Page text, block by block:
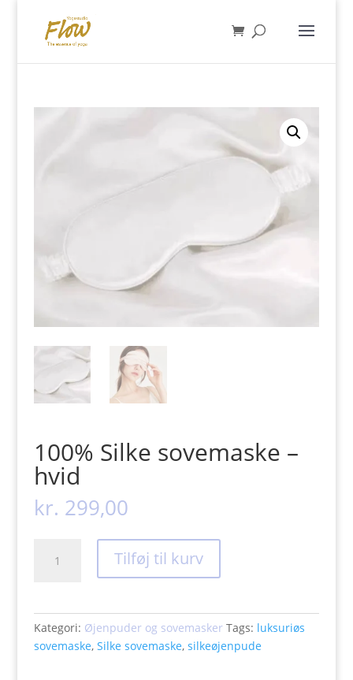
100% Silke sovemaske –
hvid
kr. 299,00
antal
Tilføj til kurv
Kategori: Øjenpuder og sovemasker Tags: luksuriøs
sovemaske, Silke sovemaske, silkeøjenpude